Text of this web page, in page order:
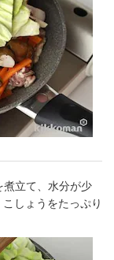
煮立て、水分が少
しょうをたっぷり